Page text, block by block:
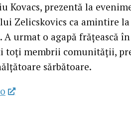
Kovacs, prezentă la
Zelicskovics ca amintire la
A urmat o agapă frățească
toți membrii comunității,
sărbătoare.